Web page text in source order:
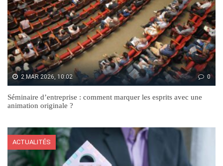
2 MAR 2026, 10:02 0
Séminaire d’entreprise : comment marquer les esprits avec une
animation originale ?
ACTUALITÉS